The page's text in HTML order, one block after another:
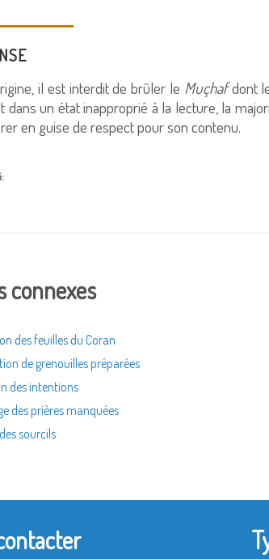
il est interdit de brûler le Muçhafdont
dans un état inapproprié à la lecture, la
en guise de respect pour son contenu.
connexes
des feuilles du Coran
de grenouilles préparées
des intentions
des prières manquées
sourcils